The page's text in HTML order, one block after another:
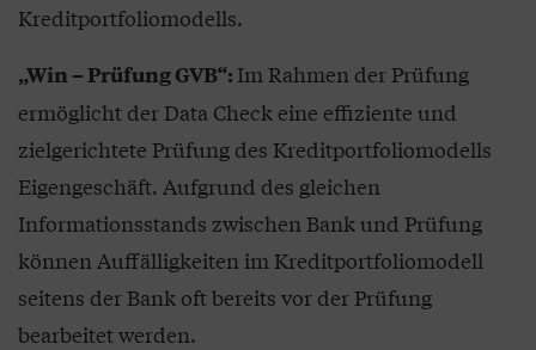
Kreditportfoliomodells.
„Win – Prüfung GVB“:Im Rahmen der Prüfung
ermöglicht der Data Check eine effiziente und
zielgerichtete Prüfung des Kreditportfoliomodells
Eigengeschäft. Aufgrund des gleichen
Informationsstands zwischen Bank und Prüfung
können Auffälligkeiten im Kreditportfoliomodell
seitens der Bank oft bereits vor der Prüfung
bearbeitet werden.